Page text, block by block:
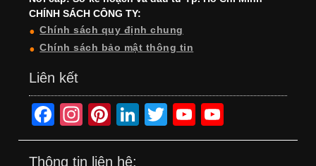
CHÍNH SÁCH CÔNG TY:
Chính sách quy định chung
Chính sách bảo mật thông tin
Liên kết
F
a
c
In
st
a
Pi
nt
er
Li
n
T
wi
Y
o
o
Thông tin liên hệ: